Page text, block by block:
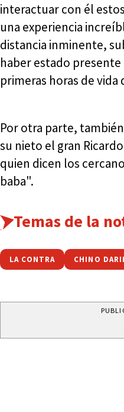
interactuar con él
una experiencia
distancia inminente,
haber estado
primeras horas de vida
Por otra parte,
su nieto el gran
quien dicen los
baba".
Temas de la
LA CONTRA CHINO